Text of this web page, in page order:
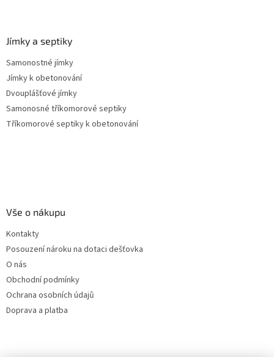
Jímky a septiky
Samonostné jímky
Jímky k obetonování
Dvouplášťové jímky
Samonosné tříkomorové septiky
Tříkomorové septiky k obetonování
Vše o nákupu
Kontakty
Posouzení nároku na dotaci dešťovka
O nás
Obchodní podmínky
Ochrana osobních údajů
Doprava a platba